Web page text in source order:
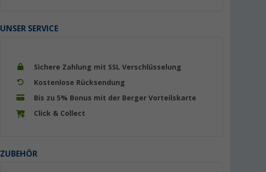
UNSER SERVICE
Sichere Zahlung mit SSL Verschlüsselung
Kostenlose Rücksendung
Bis zu 5% Bonus mit der Berger Vorteilskarte
Click & Collect
ZUBEHÖR